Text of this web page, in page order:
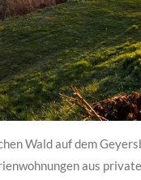
Wald auf dem
aus